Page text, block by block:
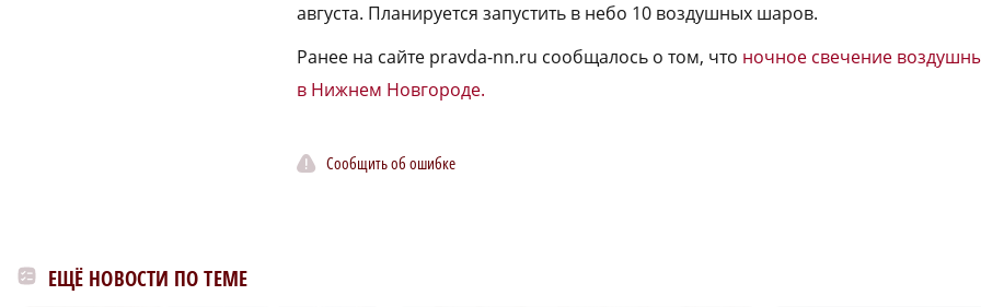
августа. Планируется запустить в небо 10 воздушных шаров.
Ранее на сайте pravda-nn.ru сообщалось о том, что ночное свечение
в Нижнем Новгороде.
Сообщить об ошибке
ЕЩЁ НОВОСТИ ПО ТЕМЕ